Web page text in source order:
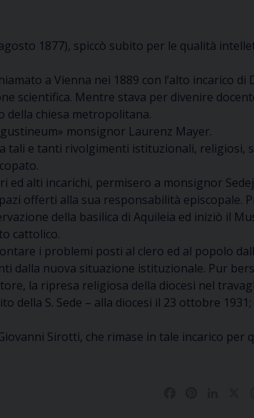
1877), spiccò subito per le qualità
a Vienna nei 1889 con l’alto incarico
scientifica. Mentre stava per divenire
della chiesa metropolitana.
monsignor Laurenz Mayer.
tali e tanti rivolgimenti istituzionali, religiosi,
ed alti incarichi, permisero a monsignor
offerti alla sua responsabilità episcopale.
della basilica di Aquileia ed iniziò il
cattolico.
i problemi posti al clero ed al popolo
dalla nuova situazione istituzionale. Pur
la ripresa religiosa della diocesi nel
S. Sede – alla diocesi il 23 ottobre
Sirotti, che rimase in tale incarico per